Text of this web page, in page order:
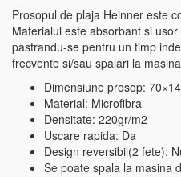
Prosopul de plaja Heinner este
Materialul este absorbant si
pastrandu-se pentru un timp
frecvente si/sau spalari la
Dimensiune prosop:
Material: Microfibra
Densitate: 220gr/m2
Uscare rapida: Da
Design reversibil(2 fete):
Se poate spala la masina